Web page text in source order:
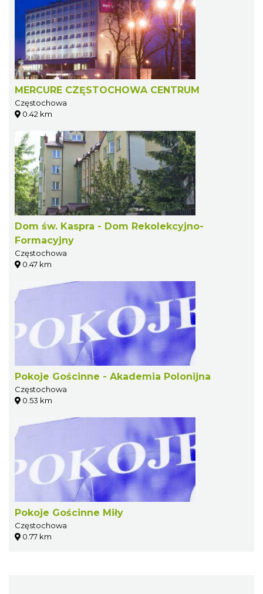
MERCURE CZĘSTOCHOWA CENTRUM
Częstochowa
0.42 km
Dom św. Kaspra - Dom Rekolekcyjno-
Formacyjny
Częstochowa
0.47 km
Pokoje Gościnne - Akademia Polonijna
Częstochowa
0.53 km
Pokoje Gościnne Miły
Częstochowa
0.77 km